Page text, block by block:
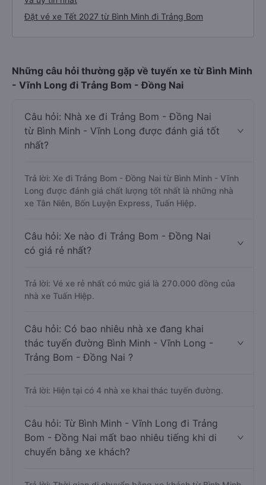
Đặt vé xe Tết 2027 từ Bình Minh đi Trảng Bom
Những câu hỏi thường gặp về tuyến xe từ Bình Minh
- Vĩnh Long đi Trảng Bom - Đồng Nai
Câu hỏi: Nhà xe đi Trảng Bom - Đồng Nai
từ Bình Minh - Vĩnh Long được đánh giá tốt
nhất?
Trả lời: Xe đi Trảng Bom - Đồng Nai từ Bình Minh - Vĩnh
Long được đánh giá chất lượng tốt nhất là những nhà
xe Tân Niên, Bốn Luyện Express, Tuấn Hiệp.
Câu hỏi: Xe nào đi Trảng Bom - Đồng Nai
có giá rẻ nhất?
Trả lời: Vé xe rẻ nhất có mức giá là 270.000 đồng của
nhà xe Tuấn Hiệp.
Câu hỏi: Có bao nhiêu nhà xe đang khai
thác tuyến đường Bình Minh - Vĩnh Long -
Trảng Bom - Đồng Nai ?
Trả lời: Hiện tại có 4 nhà xe khai thác tuyến đường.
Câu hỏi: Từ Bình Minh - Vĩnh Long đi Trảng
Bom - Đồng Nai mất bao nhiêu tiếng khi di
chuyển bằng xe khách?